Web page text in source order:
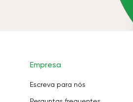
Empresa
Escreva para nós